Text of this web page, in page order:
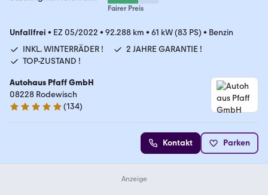
Fairer Preis
Unfallfrei • EZ 05/2022 • 92.288 km • 61 kW (83 PS) • Benzin
INKL. WINTERRÄDER !
2 JAHRE GARANTIE !
TOP-ZUSTAND !
Autohaus Pfaff GmbH
08228 Rodewisch
4.9 Sterne
(134)
Kontakt Parken